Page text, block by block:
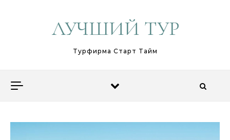
ЛУЧШИЙ ТУР
Турфирма Старт Тайм